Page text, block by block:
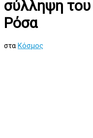
σύλληψη του
Ρόσα
στα Κόσμος